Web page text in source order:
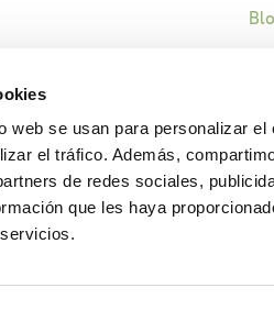
web se usan para personalizar
el tráfico. Además,
de redes sociales,
que les haya